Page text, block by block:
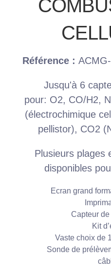
Référence :
Jusqu'à 6
pour: O2, CO/H2,
(électrochimique
pellistor), CO2
Plusieurs plages
disponibles
Ecran grand
Capteur
Kit
Vaste choix de
Sonde de